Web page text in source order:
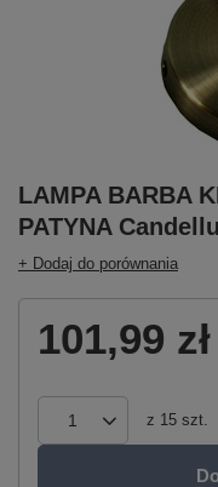
LAMPA BARBA
PATYNA
+ Dodaj do porównania
101,99 zł
z 15 szt.